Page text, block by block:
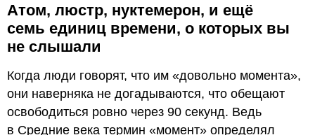
Атом, люстр, нуктемерон, и ещё
семь единиц времени, о которых вы
не слышали
Когда люди говорят, что им «довольно момента»,
они наверняка не догадываются, что обещают
освободиться ровно через 90 секунд. Ведь
в Средние века термин «момент» определял